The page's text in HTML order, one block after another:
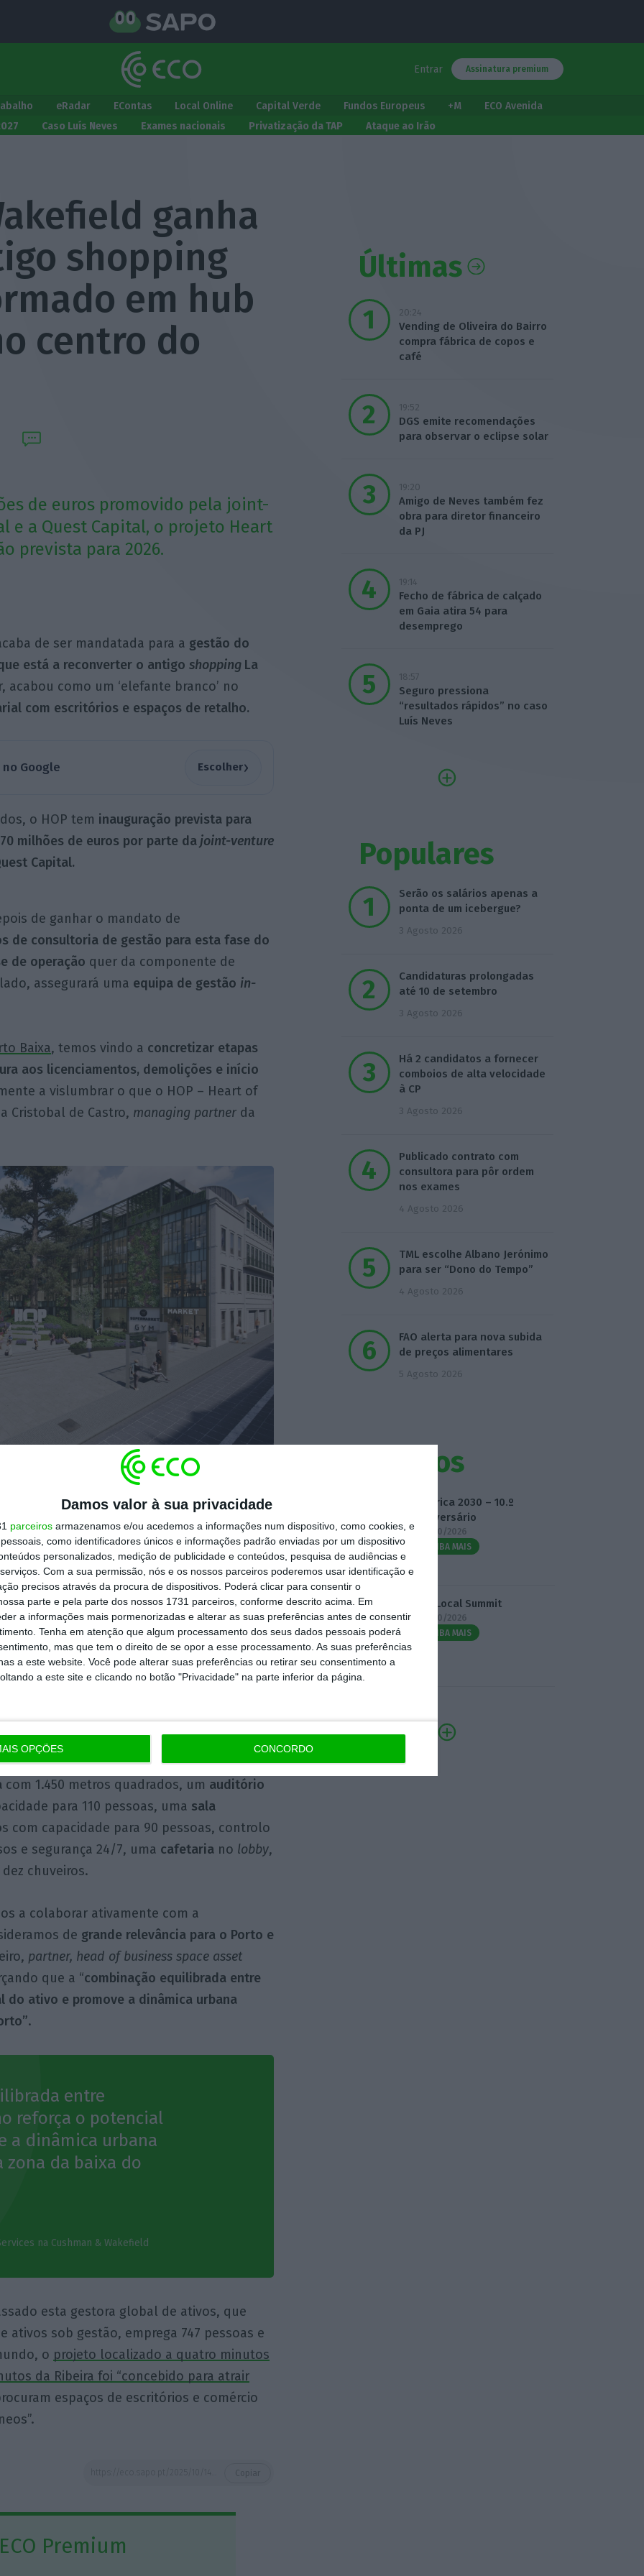
Damos valor à sua privacidade
parceiros armazenamos e/ou acedemos a informações num dispositivo, como cookies, e
como identificadores únicos e informações padrão enviadas por um dispositivo
personalizados, medição de publicidade e conteúdos, pesquisa de audiências e
Com a sua permissão, nós e os nossos parceiros poderemos usar identificação e
precisos através da procura de dispositivos. Poderá clicar para consentir o
parte e pela parte dos nossos 1731 parceiros, conforme descrito acima. Em
a informações mais pormenorizadas e alterar as suas preferências antes de consentir
Tenha em atenção que algum processamento dos seus dados pessoais poderá
mas que tem o direito de se opor a esse processamento. As suas preferências
a este website. Você pode alterar suas preferências ou retirar seu consentimento a
a este site e clicando no botão "Privacidade" na parte inferior da página.
OPÇÕES CONCORDO
Entrar Assinatura premium
eRadar EContas Local Online Capital Verde Fundos Europeus +M
ECO Avenida
Caso Luís Neves Exames nacionais Privatização da TAP Ataque ao Irão
ganha
shopping
em hub
centro do
de euros promovido pela joint-
e a Quest Capital, o projeto Heart
prevista para 2026.
de ser mandatada para a gestão do
está a reconverter o antigo shopping La
como um ‘elefante branco’ no
com escritórios e espaços de retalho.
Google Escolher›
o HOP tem inauguração prevista para
milhões de euros por parte dajoint-venture
Capital.
de ganhar o mandato de
de consultoria de gestão para esta fase do
de operação quer da componente de
assegurará uma equipa de gestão in-
Baixa, temos vindo a concretizar etapas
aos licenciamentos, demolições e início
a vislumbrar o que o HOP – Heart of
Cristobal de Castro, managing partner da
também como prioridade
de um edifício de uso misto com mais de
em criar uma verdadeira
chegada dos futuros ocupantes”.
o HOP é umprojetomultifuncional
com cerca de 15.700 metros
e uma parte deretalhoque totaliza 8.236
pisos, contando ainda com416 lugares de
de recarga e com 90 lugares para
conta ainda com um
com
800 metros quadrados, umaárea exterior
com 1.450 metros quadrados, um auditório
para 110 pessoas, uma sala
s com capacidade para 90 pessoas, controlo
e segurança 24/7, uma cafetariano lobby,
chuveiros.
a colaborar ativamente com a
de grande relevância para o Porto e
partner, head of business space asset
que a “combinação equilibrada entre
do ativo e promove a dinâmica urbana
.
entre
reforça o potencial
a dinâmica urbana
zona da baixa do
na Cushman & Wakefield
esta gestora global de ativos, que
sob gestão, emprega 747 pessoas e
o projeto localizado a quatro minutos
da Ribeira foi “concebido para atrair
espaços de escritórios e comércio
Premium
Últimas
20:24
Vending de Oliveira do Bairro
compra fábrica de copos e
café
19:52
DGS emite recomendações
para observar o eclipse solar
19:20
Amigo de Neves também fez
obra para diretor financeiro
da PJ
19:14
Fecho de fábrica de calçado
em Gaia atira 54 para
desemprego
18:57
Seguro pressiona
“resultados rápidos” no caso
Luís Neves
Populares
Serão os salários apenas a
ponta de um icebergue?
3 Agosto 2026
Candidaturas prolongadas
até 10 de setembro
3 Agosto 2026
Há 2 candidatos a fornecer
comboios de alta velocidade
à CP
3 Agosto 2026
Publicado contrato com
consultora para pôr ordem
nos exames
4 Agosto 2026
TML escolhe Albano Jerónimo
para ser “Dono do Tempo”
4 Agosto 2026
FAO alerta para nova subida
de preços alimentares
5 Agosto 2026
Eventos
Fábrica 2030 – 10.º
Aniversário
14/10/2026
SAIBA MAIS
3.º Local Summit
07/10/2026
SAIBA MAIS